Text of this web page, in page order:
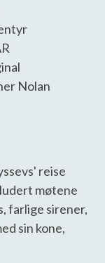
Nolan
reise
møtene
farlige sirener,
sin kone,